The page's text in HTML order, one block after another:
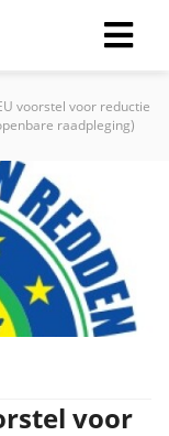
voorstel voor reductie
raadpleging)
voor